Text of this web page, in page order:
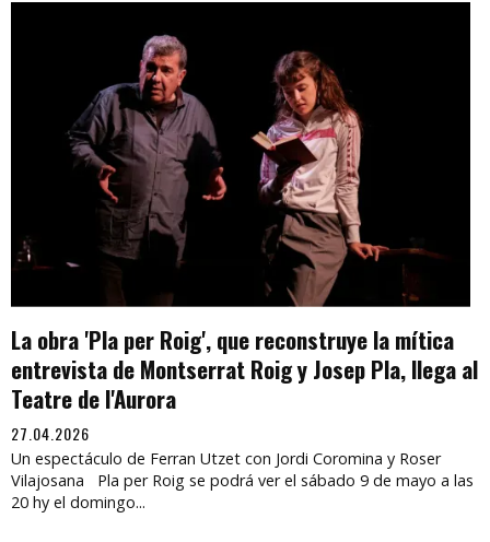
La obra 'Pla per Roig', que reconstruye la mítica
entrevista de Montserrat Roig y Josep Pla, llega al
Teatre de l'Aurora
27.04.2026
Un espectáculo de Ferran Utzet con Jordi Coromina y Roser
Vilajosana Pla per Roig se podrá ver el sábado 9 de mayo a las
20 hy el domingo...